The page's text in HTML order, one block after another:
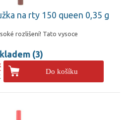
na rty 150 queen 0,35 g
rozlišení! Tato vysoce
(3)
Do košíku